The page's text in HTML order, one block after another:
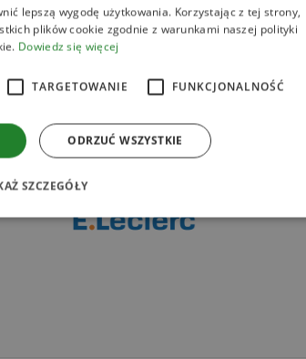
online
lepszą wygodę użytkowania. Korzystając z tej strony,
plików cookie zgodnie z warunkami naszej polityki
Dowiedz się więcej
TARGETOWANIE FUNKCJONALNOŚĆ
ODRZUĆ WSZYSTKIE
SZCZEGÓŁY